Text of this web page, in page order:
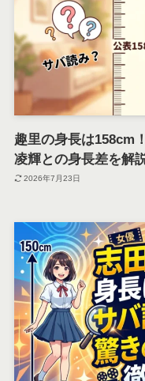
趣里の身長は158cm
凌輝との身長差を解
2026年7月23日